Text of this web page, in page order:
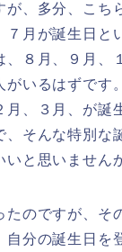
が、多分、こち
７月が誕生日と
、８月、９月、
いるはずです
月、３月、が誕
、そんな特別な
と思いません
たのですが、そ
分の誕生日を